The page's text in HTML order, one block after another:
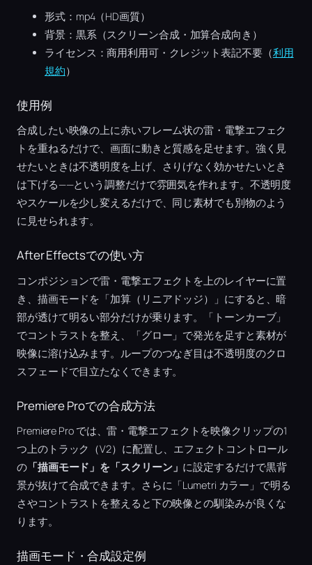
形式：mp4（HD画質）
背景：黒系（スクリーン合成・加算合成向き）
ライセンス：商用利用可・クレジット表記不要（利用
規約）
使用例
合成したい映像の上に赤いフレーム状の雷・電撃エフェク
トを重ねるだけで、画面に動きと質感を足せます。強く見
せたいときは不透明度を上げ、さりげなく効かせたいとき
は下げる——という調整だけで雰囲気を作れます。不透明度
やスケールを少し変えるだけで、同じ素材でも別物のよう
に見せられます。
After Effectsでの使い方
コンポジションで雷・電撃エフェクトを上のレイヤーに置
き、描画モードを「加算（リニアドッジ）」にすると、暗
部が透けて明るい部分だけが乗ります。「トーンカーブ」
でコントラストを整え、「グロー」で発光を足すと素材が
映像に溶け込みます。ループのつなぎ目は不透明度のクロ
スフェードで目立たなくできます。
Premiere Proでの合成方法
Premiere Pro では、雷・電撃エフェクトを映像クリップの1
つ上のトラック（V2）に配置し、エフェクトコントロール
の「描画モード」を「スクリーン」 に設定するだけで黒背
景が抜けて合成できます。さらに「Lumetri カラー」で明る
さやコントラストを整えると下の映像との馴染みが良くな
ります。
描画モード・合成設定例